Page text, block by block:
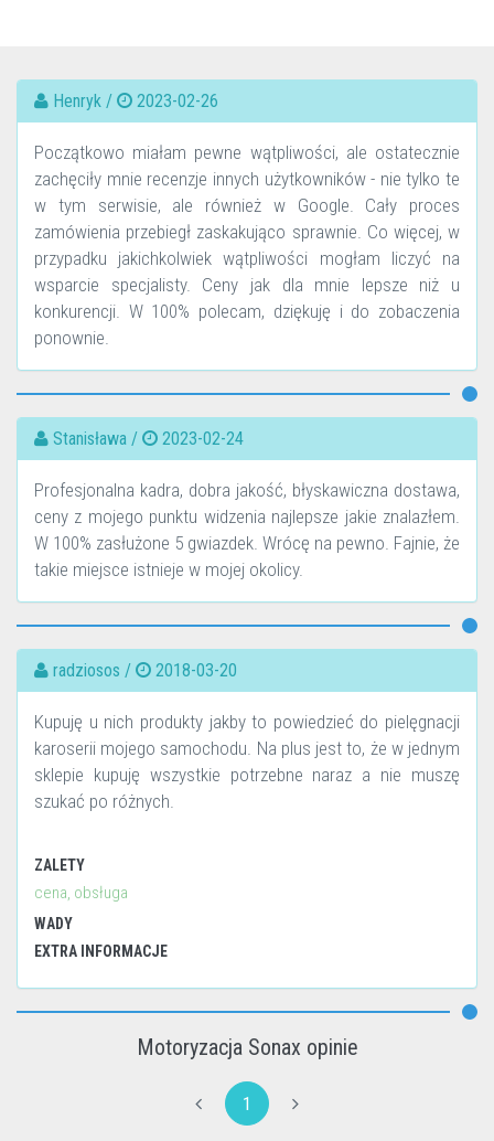
Henryk / 2023-02-26
Początkowo miałam pewne wątpliwości, ale ostatecznie
zachęciły mnie recenzje innych użytkowników - nie tylko te
w tym serwisie, ale również w Google. Cały proces
zamówienia przebiegł zaskakująco sprawnie. Co więcej, w
przypadku jakichkolwiek wątpliwości mogłam liczyć na
wsparcie specjalisty. Ceny jak dla mnie lepsze niż u
konkurencji. W 100% polecam, dziękuję i do zobaczenia
ponownie.
Stanisława / 2023-02-24
Profesjonalna kadra, dobra jakość, błyskawiczna dostawa,
ceny z mojego punktu widzenia najlepsze jakie znalazłem.
W 100% zasłużone 5 gwiazdek. Wrócę na pewno. Fajnie, że
takie miejsce istnieje w mojej okolicy.
radziosos / 2018-03-20
Kupuję u nich produkty jakby to powiedzieć do pielęgnacji
karoserii mojego samochodu. Na plus jest to, że w jednym
sklepie kupuję wszystkie potrzebne naraz a nie muszę
szukać po różnych.
ZALETY
cena, obsługa
WADY
EXTRA INFORMACJE
Motoryzacja Sonax opinie
1